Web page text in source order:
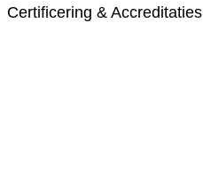
Certificering & Accreditaties